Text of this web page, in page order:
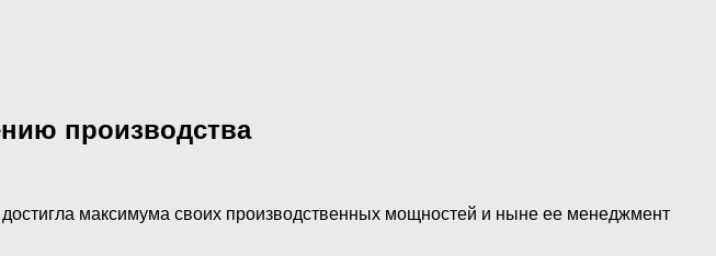
производства
максимума своих производственных мощностей и ныне ее менеджмент